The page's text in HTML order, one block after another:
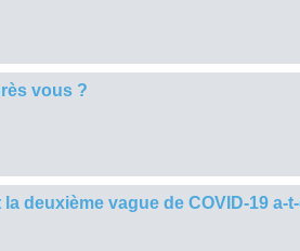
vous ?
deuxième vague de COVID-19